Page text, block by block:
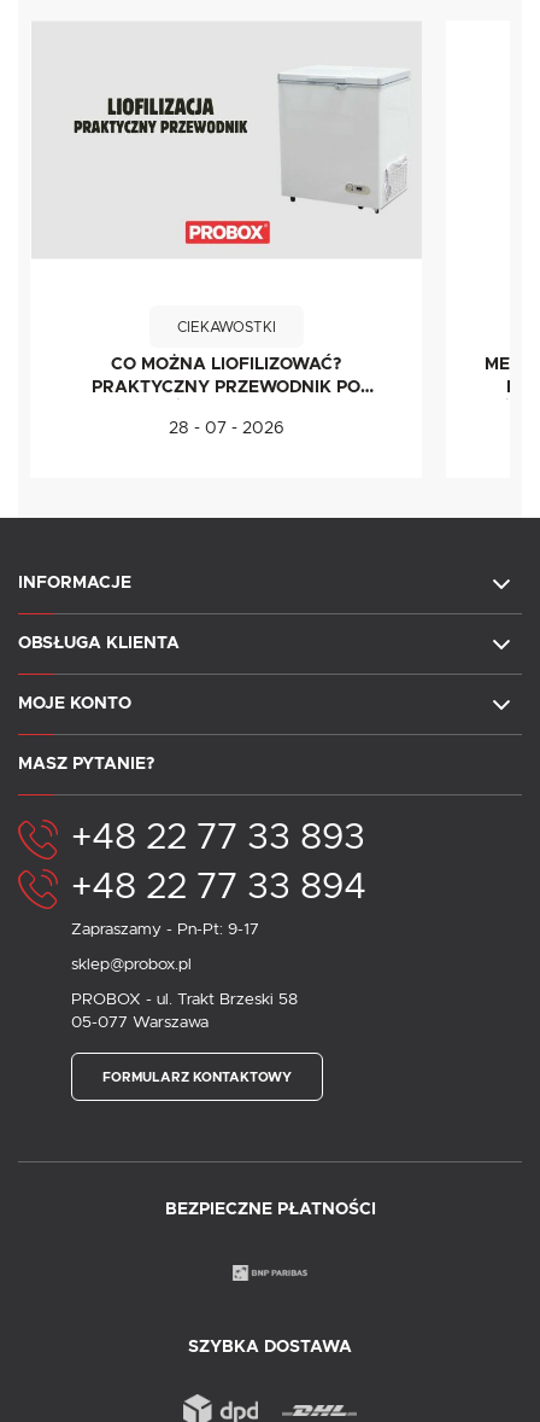
CIEKAWOSTKI
CO MOŻNA LIOFILIZOWAĆ?
PRAKTYCZNY PRZEWODNIK PO
28 - 07 - 2026
INFORMACJE
OBSŁUGA KLIENTA
MOJE KONTO
MASZ PYTANIE?
+48 22 77 33 893
+48 22 77 33 894
Zapraszamy - Pn-Pt: 9-17
sklep@probox.pl
PROBOX - ul. Trakt Brzeski 58
05-077 Warszawa
FORMULARZ KONTAKTOWY
BEZPIECZNE PŁATNOŚCI
SZYBKA DOSTAWA